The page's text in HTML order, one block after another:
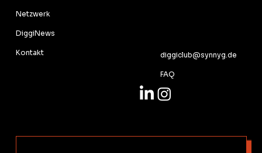
Netzwerk
DiggiNews
Kontakt diggiclub@synnyg.de
FAQ